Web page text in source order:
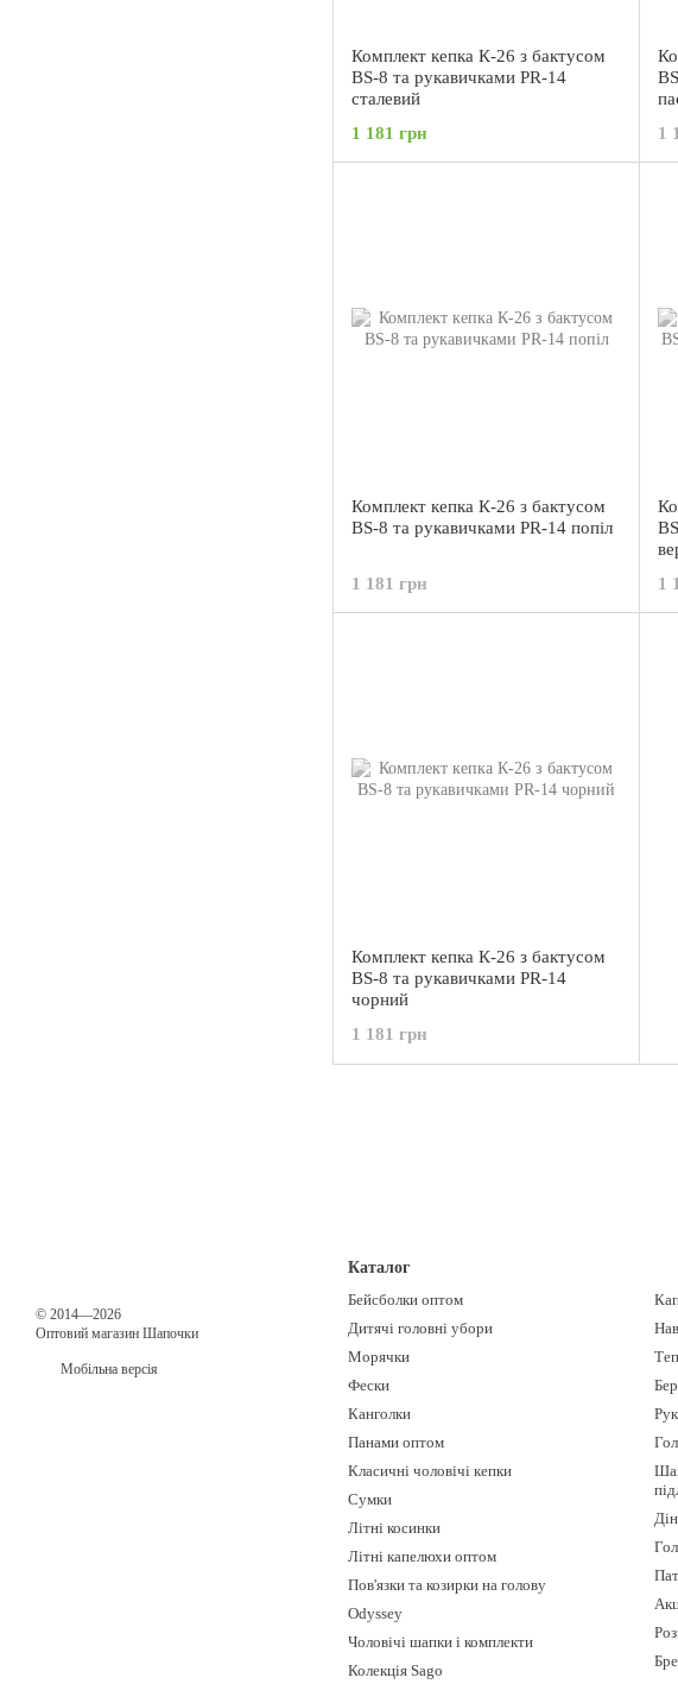
Комплект кепка К-26 з бактусом
BS-8 та рукавичками PR-14
сталевий
1 181 грн
1
Комплект кепка К-26 з бактусом
BS-8 та рукавичками PR-14 попіл
1 181 грн
1
Комплект кепка К-26 з бактусом
BS-8 та рукавичками PR-14
чорний
1 181 грн
© 2014—2026
Оптовий магазин Шапочки
Мобільна версія
Каталог
Бейсболки оптом
Дитячі головні убори
Морячки
Фески
Канголки
Панами оптом
Класичні чоловічі кепки
Сумки
Літні косинки
Літні капелюхи оптом
Пов'язки та козирки на голову
Odyssey
Чоловічі шапки і комплекти
Колекція Sago